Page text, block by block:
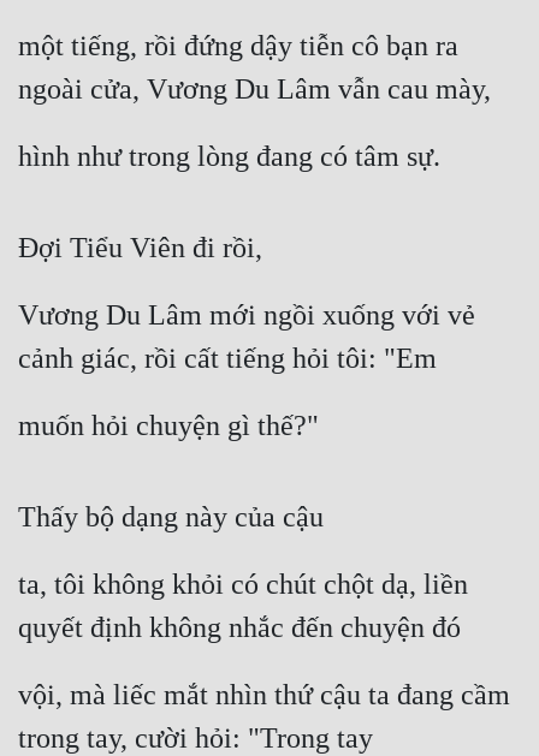
một tiếng, rồi đứng dậy tiễn cô bạn ra
ngoài cửa, Vương Du Lâm vẫn cau mày,
hình như trong lòng đang có tâm sự.
Đợi Tiểu Viên đi rồi,
Vương Du Lâm mới ngồi xuống với vẻ
cảnh giác, rồi cất tiếng hỏi tôi: "Em
muốn hỏi chuyện gì thế?"
Thấy bộ dạng này của cậu
ta, tôi không khỏi có chút chột dạ, liền
quyết định không nhắc đến chuyện đó
vội, mà liếc mắt nhìn thứ cậu ta đang cầm
trong tay, cười hỏi: "Trong tay